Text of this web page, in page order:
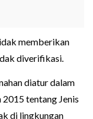
memberikan
diverifikasi.
diatur dalam
tentang Jenis
di lingkungan